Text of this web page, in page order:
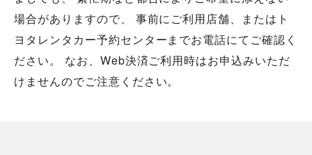
場合がありますので、 事前にご利用店舗、またはト
ヨタレンタカー予約センターまでお電話にてご確認く
ださい。 なお、Web決済ご利用時はお申込みいただ
けませんのでご注意ください。